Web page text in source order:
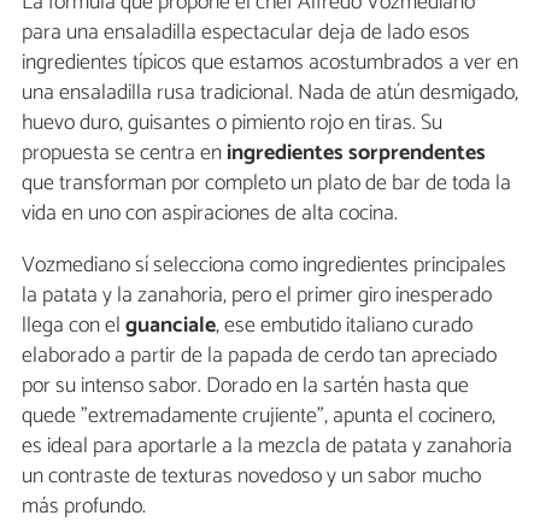
para una ensaladilla espectacular deja de lado esos
ingredientes típicos que estamos acostumbrados a ver en
una ensaladilla rusa tradicional. Nada de atún desmigado,
huevo duro, guisantes o pimiento rojo en tiras. Su
propuesta se centra eningredientes sorprendentes
que transforman por completo un plato de bar de toda la
vida en uno con aspiraciones de alta cocina.
Vozmediano sí selecciona como ingredientes principales
la patata y la zanahoria, pero el primer giro inesperado
llega con elguanciale, ese embutido italiano curado
elaborado a partir de la papada de cerdo tan apreciado
por su intenso sabor. Dorado en la sartén hasta que
quede "extremadamente crujiente", apunta el cocinero,
es ideal para aportarle a la mezcla de patata y zanahoria
un contraste de texturas novedoso y un sabor mucho
más profundo.